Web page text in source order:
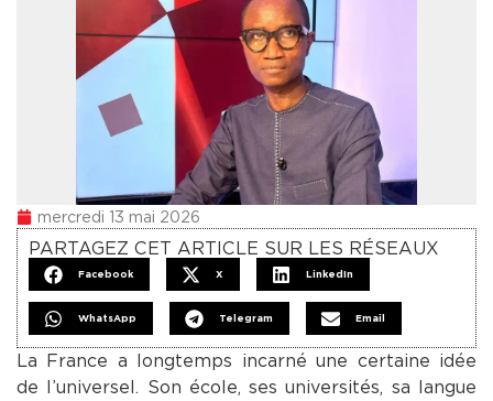
mercredi 13 mai 2026
PARTAGEZ CET ARTICLE SUR LES RÉSEAUX
Facebook X LinkedIn
WhatsApp Telegram Email
La France a longtemps incarné une certaine idée
de l’universel. Son école, ses universités, sa langue